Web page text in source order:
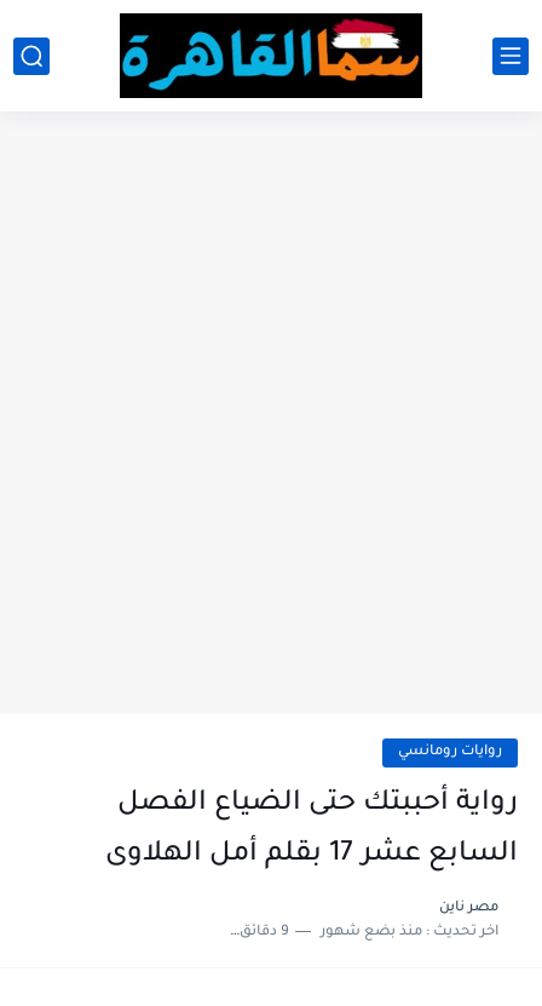
روايات رومانسي
رواية أحببتك حتى الضياع الفصل
السابع عشر 17 بقلم أمل الهلاوى
مصر ناين
اخر تحديث :منذ بضع شهور 9 دقائق للقراءة